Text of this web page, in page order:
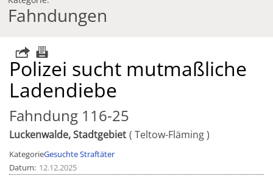
Fahndungen
Polizei sucht mutmaßliche
Ladendiebe
Fahndung 116-25
Luckenwalde, Stadtgebiet Teltow-Fläming
KategorieGesuchte Straftäter
Datum 12.12.2025